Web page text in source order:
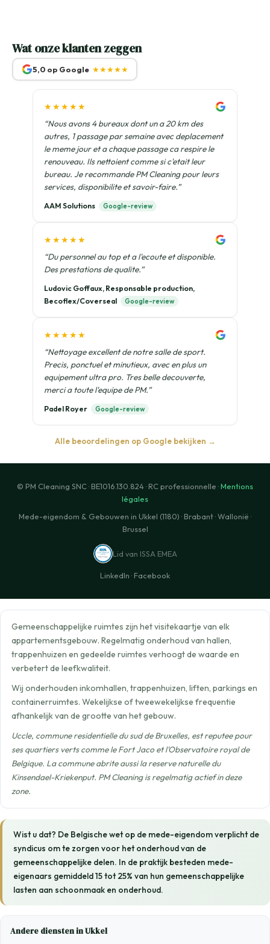
Wat onze klanten zeggen
5,0 op Google ★★★★★
★★★★★
“Nous avons 4 bureaux dont un a 20 km des
autres, 1 passage par semaine avec deplacement
le meme jour et a chaque passage ca respire le
renouveau. Ils nettoient comme si c'etait leur
bureau. Je recommande PM Cleaning pour leurs
services, disponibilite et savoir-faire.”
AAM Solutions Google-review
★★★★★
“Du personnel au top et a l'ecoute et disponible.
Des prestations de qualite.”
Ludovic Goffaux, Responsable production,
Becoflex/Coverseal
Google-review
★★★★★
“Nettoyage excellent de notre salle de sport.
Precis, ponctuel et minutieux, avec en plus un
equipement ultra pro. Tres belle decouverte,
merci a toute l'equipe de PM.”
Padel Royer Google-review
Alle beoordelingen op Google bekijken →
© PM Cleaning SNC · BE1016.130.824 · RC professionnelle ·Mentions
légales
Mede-eigendom & Gebouwen in Ukkel (1180) · Brabant · Wallonië ·
Brussel
Lid van ISSA EMEA
LinkedIn · Facebook
Gemeenschappelijke ruimtes zijn het visitekaartje van elk
appartementsgebouw. Regelmatig onderhoud van hallen,
trappenhuizen en gedeelde ruimtes verhoogt de waarde en
verbetert de leefkwaliteit.
Wij onderhouden inkomhallen, trappenhuizen, liften, parkings en
containerruimtes. Wekelijkse of tweewekelijkse frequentie
afhankelijk van de grootte van het gebouw.
Uccle, commune residentielle du sud de Bruxelles, est reputee pour
ses quartiers verts comme le Fort Jaco et l'Observatoire royal de
Belgique. La commune abrite aussi la reserve naturelle du
Kinsendael-Kriekenput. PM Cleaning is regelmatig actief in deze
zone.
Wist u dat? De Belgische wet op de mede-eigendom verplicht de
syndicus om te zorgen voor het onderhoud van de
gemeenschappelijke delen. In de praktijk besteden mede-
eigenaars gemiddeld 15 tot 25% van hun gemeenschappelijke
lasten aan schoonmaak en onderhoud.
Andere diensten in Ukkel